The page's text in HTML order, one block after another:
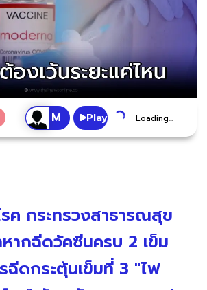
Play Loading...
ค กระทรวงสาธารณสุข
หากฉีดวัคซีนครบ 2 เข็ม
ฉีดกระตุ้นเข็มที่ 3 "ไฟ